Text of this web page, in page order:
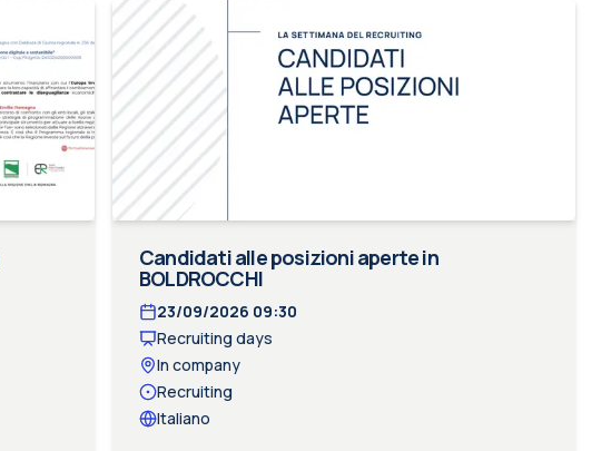
Candidati alle posizioni aperte in
BOLDROCCHI
23/09/2026 09:30
Recruiting days
In company
Recruiting
Italiano